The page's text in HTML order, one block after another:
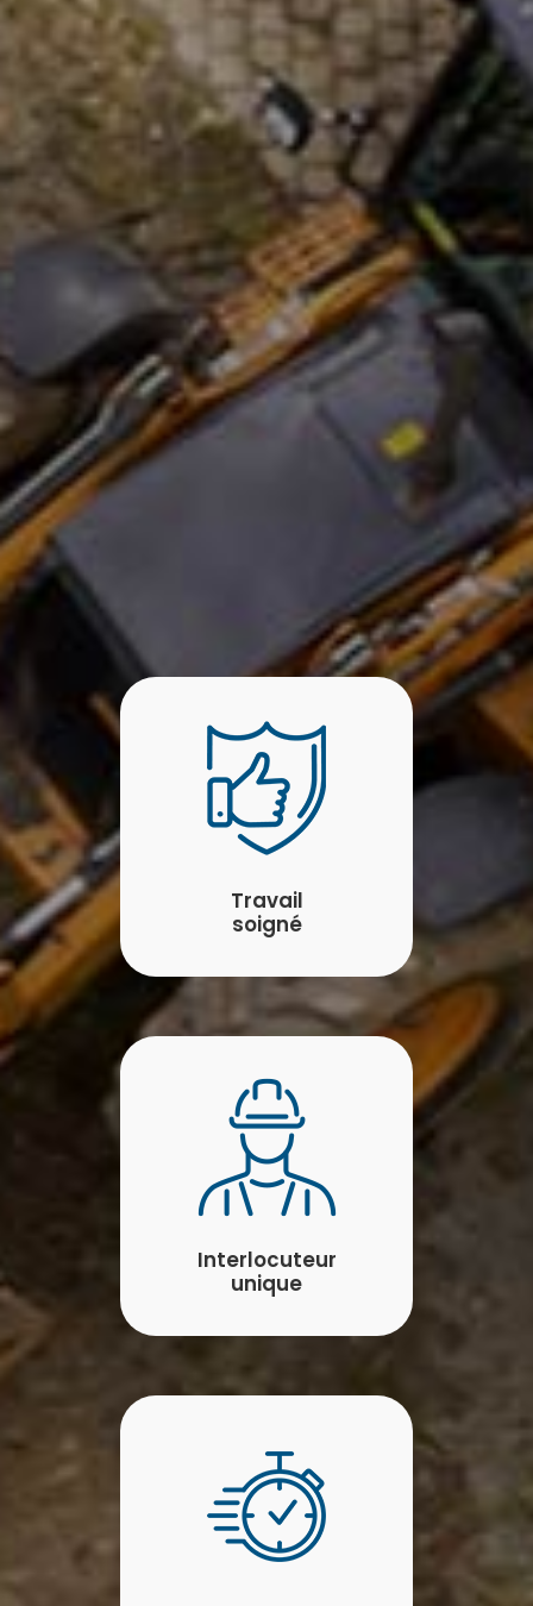
Travail
soigné
Interlocuteur
unique